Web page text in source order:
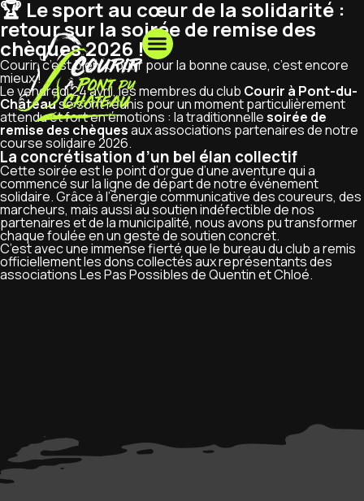
🏆 Le sport au cœur de la solidarité :
retour sur la soirée de remise des
chèques 2026 !
Courir, c’est bien. Courir pour la bonne cause, c’est encore
mieux !
Le vendredi 24 avril, les membres du club Courir à Pont-du-
Châteause sont réunis pour un moment particulièrement
attendu et fort en émotions : la traditionnellesoirée de
remise des chèquesaux associations partenaires de notre
course solidaire 2026.
La concrétisation d’un bel élan collectif
Cette soirée est le point d’orgue d’une aventure qui a
commencé sur la ligne de départ de notre événement
solidaire. Grâce à l’énergie communicative des coureurs, des
marcheurs, mais aussi au soutien indéfectible de nos
partenaires et de la municipalité, nous avons pu transformer
chaque foulée en un geste de soutien concret.
C’est avec une immense fierté que le bureau du club a remis
officiellement les dons collectés aux représentants des
associations Les Pas Possibles de Quentin et Chloé.